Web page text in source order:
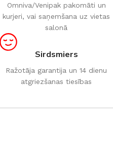
Omniva/Venipak pakomāti un
kurjeri, vai saņemšana uz vietas
salonā
Sirdsmiers
Ražotāja garantija un 14 dienu
atgriezšanas tiesības